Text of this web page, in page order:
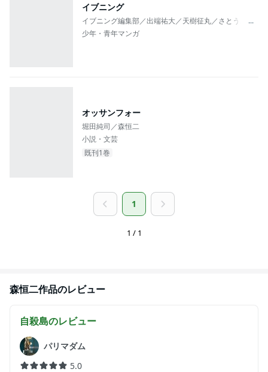
イブニング
イブニング編集部／出端祐大／天樹征丸／さとうふみや
...
少年・青年マンガ
オッサンフォー
堀田純司／森恒二
小説・文芸
既刊1巻
1
1 / 1
森恒二作品のレビュー
自殺島のレビュー
パリマダム
5.0